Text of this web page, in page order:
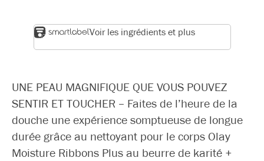
Voir les ingrédients et plus
UNE PEAU MAGNIFIQUE QUE VOUS POUVEZ
SENTIR ET TOUCHER – Faites de l’heure de la
douche une expérience somptueuse de longue
durée grâce au nettoyant pour le corps Olay
Moisture Ribbons Plus au beurre de karité +